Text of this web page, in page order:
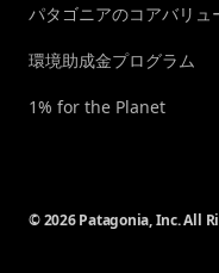
パタゴニアのコアバリュ
環境助成金プログラム
1% for the Planet
© 2026 Patagonia, Inc. All